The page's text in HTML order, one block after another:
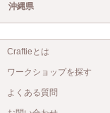
沖縄県
Craftieとは
ワークショップを探す
よくある質問